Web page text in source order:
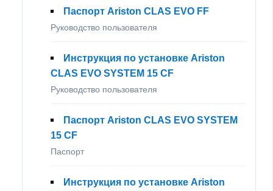
Паспорт Ariston CLAS EVO FF
Руководство пользователя
Инструкция по установке Ariston
CLAS EVO SYSTEM 15 CF
Руководство пользователя
Паспорт Ariston CLAS EVO SYSTEM
15 CF
Паспорт
Инструкция по установке Ariston